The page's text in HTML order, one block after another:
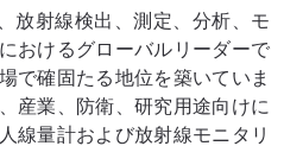
放射線検出、測定、分析、モ
おけるグローバルリーダーで
で確固たる地位を築いていま
産業、防衛、研究用途向けに
線量計および放射線モニタリ